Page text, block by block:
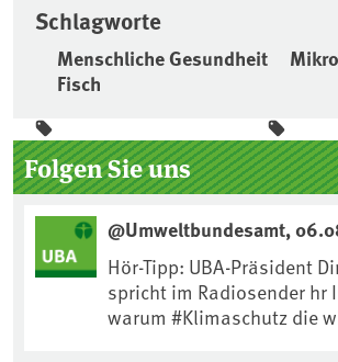
Schlagworte
Menschliche Gesundheit
Fisch
Seitenleiste
Folgen Sie uns
@Umweltbundesamt,
Hör-Tipp: UBA-Präsident
spricht im Radiosender hr
warum #Klimaschutz die wichtigste